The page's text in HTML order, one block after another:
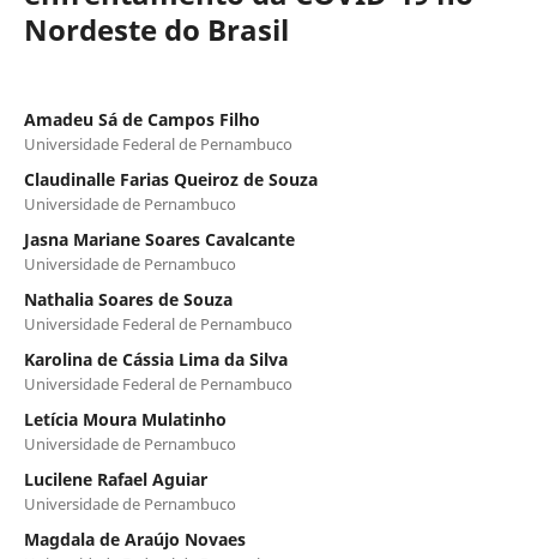
Nordeste do Brasil
Amadeu Sá de Campos Filho
Universidade Federal de Pernambuco
Claudinalle Farias Queiroz de Souza
Universidade de Pernambuco
Jasna Mariane Soares Cavalcante
Universidade de Pernambuco
Nathalia Soares de Souza
Universidade Federal de Pernambuco
Karolina de Cássia Lima da Silva
Universidade Federal de Pernambuco
Letícia Moura Mulatinho
Universidade de Pernambuco
Lucilene Rafael Aguiar
Universidade de Pernambuco
Magdala de Araújo Novaes